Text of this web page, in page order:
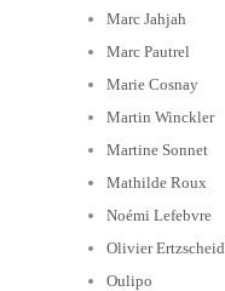
Marc Jahjah
Marc Pautrel
Marie Cosnay
Martin Winckler
Martine Sonnet
Mathilde Roux
Noémi Lefebvre
Olivier Ertzscheid
Oulipo